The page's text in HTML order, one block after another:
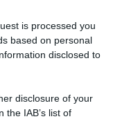
is processed you
based on personal
disclosed to
disclosure of your
the IAB’s list of